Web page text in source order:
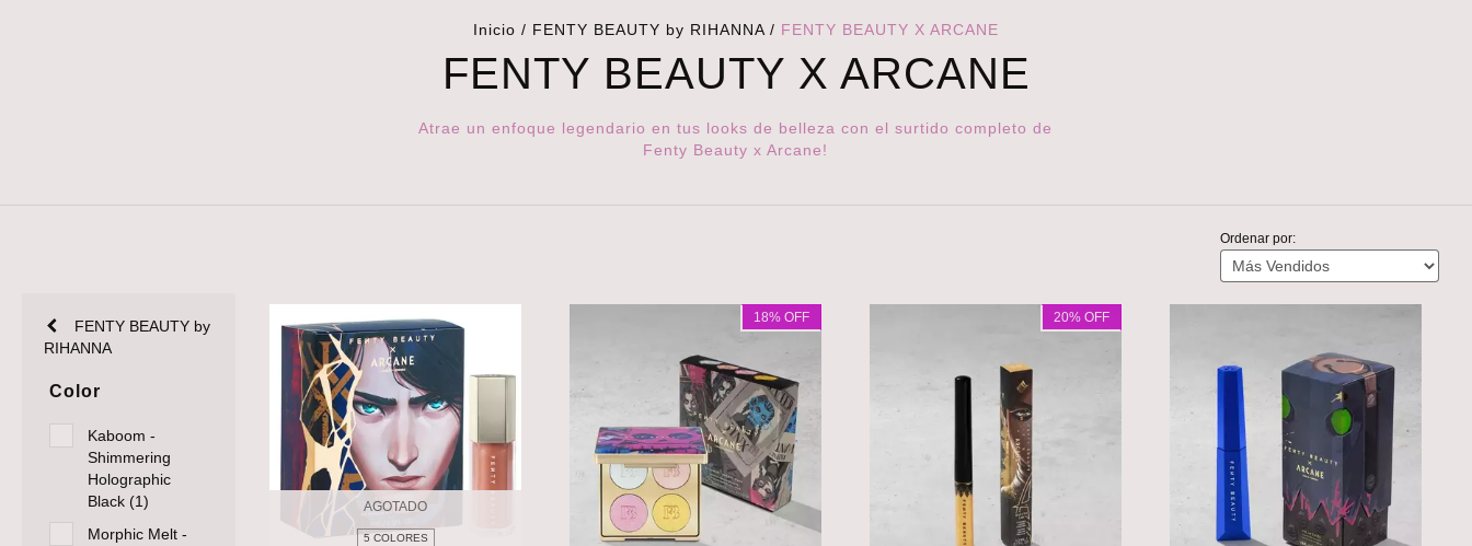
Inicio / FENTY BEAUTY by RIHANNA / FENTY BEAUTY X ARCANE
FENTY BEAUTY X ARCANE
Atrae un enfoque legendario en tus looks de belleza con el surtido completo de
Fenty Beauty x Arcane!
Ordenar por:
FENTY BEAUTY by
RIHANNA
Color
Kaboom -
Shimmering
Holographic
Black (1)
Morphic Melt -
AGOTADO
5 COLORES
18% OFF 20% OFF